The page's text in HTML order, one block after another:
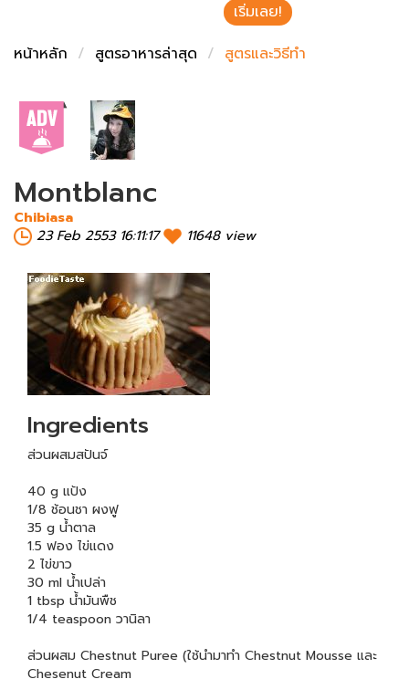
เริ่มเลย!
หน้าหลัก
สูตรอาหารล่าสุด สูตรและวิธีทำ
Montblanc
Chibiasa
23 Feb 2553 16:11:17
11648 view
Ingredients
ส่วนผสมสปันจ์
40 g แป้ง
1/8 ช้อนชา ผงฟู
35 g น้ำตาล
1.5 ฟอง ไข่แดง
2 ไข่ขาว
30 ml น้ำเปล่า
1 tbsp น้ำมันพืช
1/4 teaspoon วานิลา
ส่วนผสม Chestnut Puree (ใช้นำมาทำ Chestnut Mousse และ
Chesenut Cream